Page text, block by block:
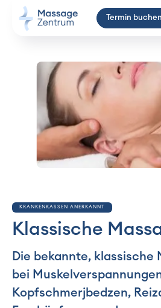
Termin buchen
KRANKENKASSEN ANERKANNT
Klassische
Die bekannte, klassische
bei
Kopfschmerjbedzen,